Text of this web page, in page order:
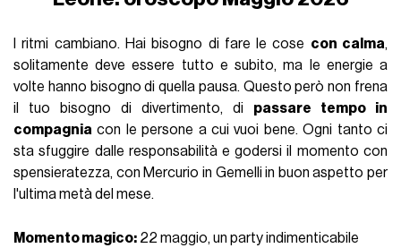
I ritmi cambiano. Hai bisogno di fare le cose con calma,
solitamente deve essere tutto e subito, ma le energie a
volte hanno bisogno di quella pausa. Questo però non frena
il tuo bisogno di divertimento, di passare tempo in
compagnia con le persone a cui vuoi bene. Ogni tanto ci
sta sfuggire dalle responsabilità e godersi il momento con
spensieratezza, con Mercurio in Gemelli in buon aspetto per
l'ultima metà del mese.
Momento magico: 22 maggio, un party indimenticabile